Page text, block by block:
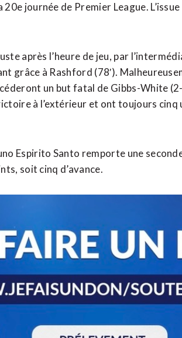
journée de Premier League.
après l’heure de jeu, par
grâce à Rashford (78′).
un but fatal de Gibbs-White
à l’extérieur et ont toujours
Espirito Santo remporte une
soit cinq d’avance.